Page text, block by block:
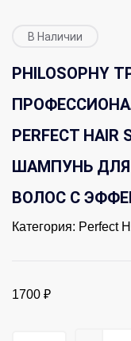
В Наличии
PHILOSOPHY
PERFECT HAIR
ШАМПУНЬ ДЛЯ
ВОЛОС С
Категория: Perfect
1700 ₽